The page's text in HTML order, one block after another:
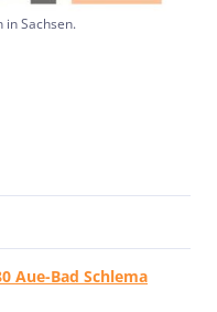
in Sachsen.
Aue-Bad Schlema